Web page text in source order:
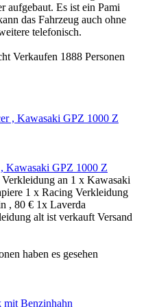
aufgebaut. Es ist ein Pami
das Fahrzeug auch ohne
telefonisch.
Verkaufen 1888 Personen
Kawasaki GPZ 1000 Z
an 1 x Kawasaki
1 x Racing Verkleidung
, 80 € 1x Laverda
alt ist verkauft Versand
haben es gesehen